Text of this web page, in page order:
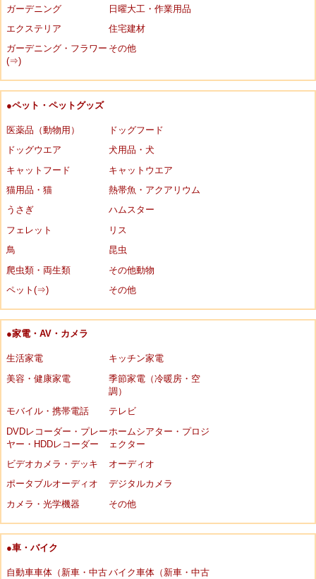
ガーデニング
日曜大工・作業用品
エクステリア
住宅建材
ガーデニング・フラワー
(⇒)
その他
●ペット・ペットグッズ
医薬品（動物用）
ドッグフード
ドッグウエア
犬用品・犬
キャットフード
キャットウエア
猫用品・猫
熱帯魚・アクアリウム
うさぎ
ハムスター
フェレット
リス
鳥
昆虫
爬虫類・両生類
その他動物
ペット(⇒)
その他
●家電・AV・カメラ
生活家電
キッチン家電
美容・健康家電
季節家電（冷暖房・空
調）
モバイル・携帯電話
テレビ
DVDレコーダー・プレー
ヤー・HDDレコーダー
ホームシアター・プロジ
ェクター
ビデオカメラ・デッキ
オーディオ
ポータブルオーディオ
デジタルカメラ
カメラ・光学機器
その他
●車・バイク
自動車車体（新車・中古バイク車体（新車・中古